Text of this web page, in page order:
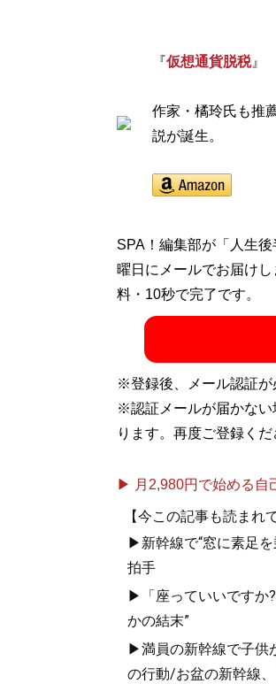
『仮想通貨脱税』
作家・橘玲氏も推
説が誕生。
SPA！編集部が「人生
曜日にメールでお届け
料・10秒で完了です。
※登録後、メール認証が
※認証メールが届かない
ります。再度ご登録くだ
▶ 月2,980円で始める自
【今この記事も読まれ
▶新幹線で“窓に素足
拍手
▶「座っていいですか
かの結末”
▶満員の新幹線で子供
の行動/お盆の新幹線